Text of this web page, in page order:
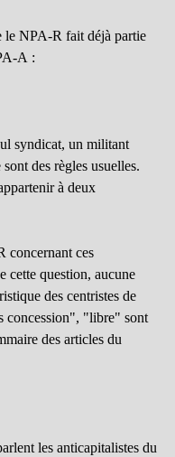
le NPA-R fait déjà partie
A :
syndicat, un militant
des règles usuelles.
à deux
concernant ces
cette question, aucune
des centristes de
concession", "libre" sont
des articles du
les anticapitalistes du